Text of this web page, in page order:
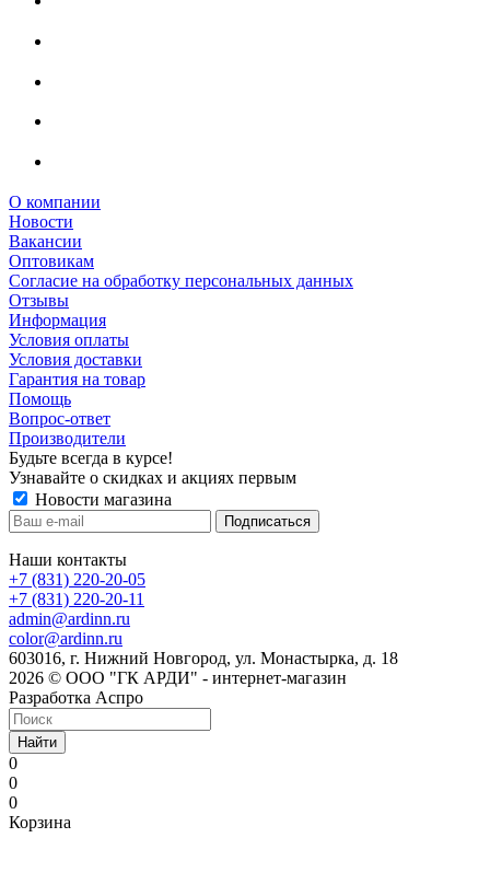
О компании
Новости
Вакансии
Оптовикам
Cогласие на обработку персональных данных
Отзывы
Информация
Условия оплаты
Условия доставки
Гарантия на товар
Помощь
Вопрос-ответ
Производители
Будьте всегда в курсе!
Узнавайте о скидках и акциях первым
Новости магазина
Наши контакты
+7 (831) 220-20-05
+7 (831) 220-20-11
admin@ardinn.ru
color@ardinn.ru
603016, г. Нижний Новгород, ул. Монастырка, д. 18
2026 © ООО "ГК АРДИ" - интернет-магазин
Разработка Аспро
Найти
0
0
0
Корзина